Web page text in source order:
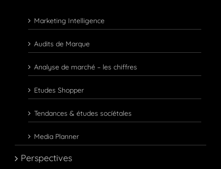
Marketing Intelligence
Audits de Marque
Analyse de marché – les chiffres
Etudes Shopper
Tendances & études socíétales
Media Planner
Perspectives